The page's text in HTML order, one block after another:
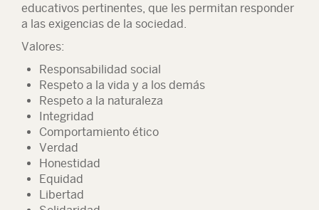
educativos pertinentes, que les permitan responder
a las exigencias de la sociedad.
Valores:
Responsabilidad social
Respeto a la vida y a los demás
Respeto a la naturaleza
Integridad
Comportamiento ético
Verdad
Honestidad
Equidad
Libertad